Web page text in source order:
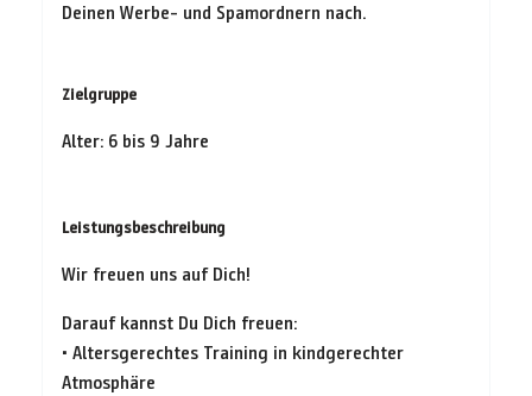
Deinen Werbe- und Spamordnern nach.
Zielgruppe
Alter: 6 bis 9 Jahre
Leistungsbeschreibung
Wir freuen uns auf Dich!
Darauf kannst Du Dich freuen:
• Altersgerechtes Training in kindgerechter
Atmosphäre